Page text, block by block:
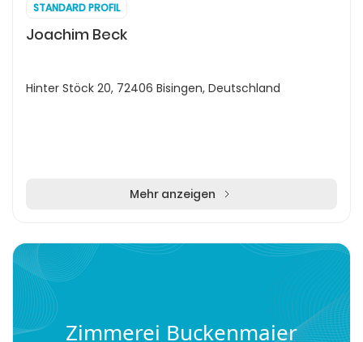
STANDARD PROFIL
Joachim Beck
Hinter Stöck 20, 72406 Bisingen, Deutschland
Mehr anzeigen
Zimmerei Buckenmaier